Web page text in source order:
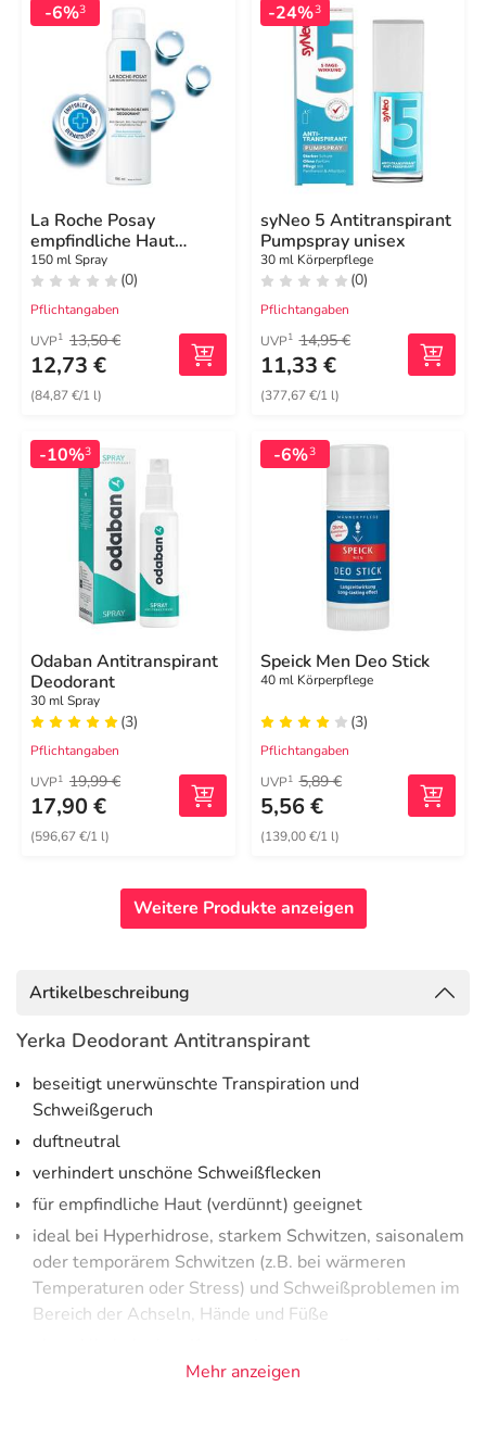
-6%3
La Roche Posay
empfindliche Haut
Deodorant 48h Spray
150 ml Spray
(0)
Pflichtangaben
UVP1 13,50 €
12,73 €
(84,87 €/1 l)
-24%3
syNeo 5 Antitranspirant
Pumpspray unisex
30 ml Körperpflege
(0)
Pflichtangaben
UVP1 14,95 €
11,33 €
(377,67 €/1 l)
-10%3
Odaban Antitranspirant
Deodorant
30 ml Spray
(3)
Pflichtangaben
UVP1 19,99 €
17,90 €
(596,67 €/1 l)
-6%3
Speick Men Deo Stick
40 ml Körperpflege
(3)
Pflichtangaben
UVP1 5,89 €
5,56 €
(139,00 €/1 l)
Weitere Produkte anzeigen
Artikelbeschreibung
Yerka Deodorant Antitranspirant
beseitigt unerwünschte Transpiration und
Schweißgeruch
duftneutral
verhindert unschöne Schweißflecken
für empfindliche Haut (verdünnt) geeignet
ideal bei Hyperhidrose, starkem Schwitzen, saisonalem
oder temporärem Schwitzen (z.B. bei wärmeren
Temperaturen oder Stress) und Schweißproblemen im
Bereich der Achseln, Hände und Füße
Tierversuche, ohne synthetische Farbstoffe
Mehr anzeigen